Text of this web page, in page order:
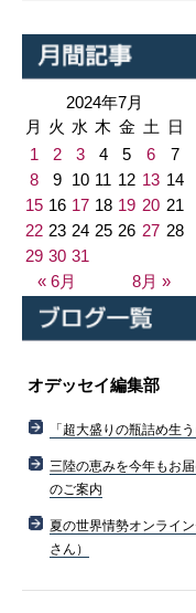
2024年7月
月 火 水 木 金 土 日
« 6月 8月 »
1 2 3 4 5 6
7
8
9 10 11 12 13 14
15 16 17 18 19 20 21
22 23 24 25 26 27 28
29 30 31
オデッセイ編集部
「超大盛りの瓶詰め生
三陸の恵みを今年もお
のご案内
夏の世界情勢オンライ
さん）